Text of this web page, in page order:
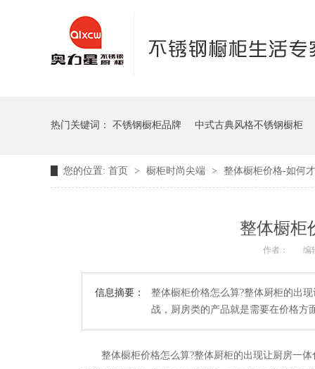
热门关键词： 不锈钢橱柜品牌 中式古典风格不锈钢橱柜
您的位置: 首页 > 橱柜时尚尖端 > 整体橱柜价格-如何
整体橱柜
作者： 编
信息摘要：
整体橱柜价格怎么算?整体厨柜的出
战，厨房类的产品就是需要在价格方
整体橱柜价格怎么算?整体厨柜的出现让厨房一